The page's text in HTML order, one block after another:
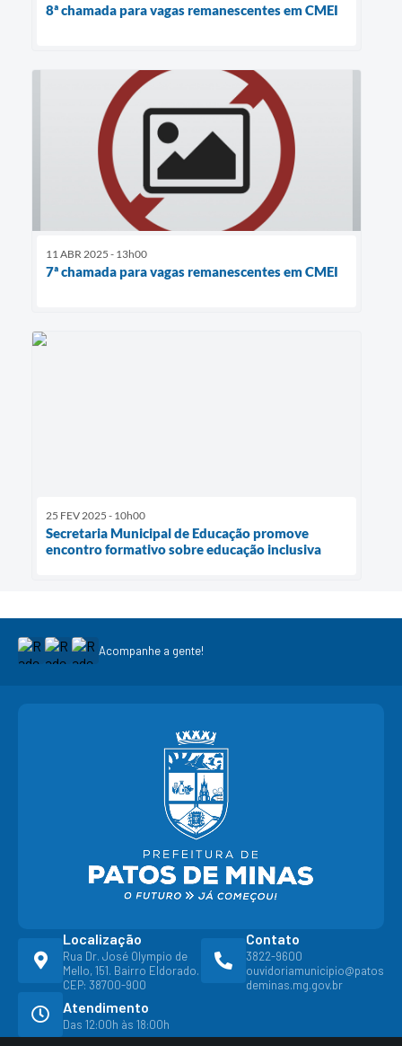
8ª chamada para vagas remanescentes em CMEI
11 ABR 2025 - 13h00
7ª chamada para vagas remanescentes em CMEI
25 FEV 2025 - 10h00
Secretaria Municipal de Educação promove
encontro formativo sobre educação inclusiva
Acompanhe a gente!
Localização
Rua Dr. José Olympio de
Mello, 151. Bairro Eldorado.
CEP: 38700-900
Contato
3822-9600
ouvidoriamunicipio@patos
deminas.mg.gov.br
Atendimento
Das 12:00h às 18:00h